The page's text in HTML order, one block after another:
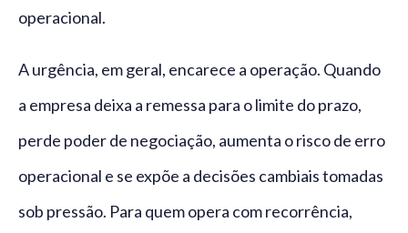
operacional.
A urgência, em geral, encarece a operação. Quando
a empresa deixa a remessa para o limite do prazo,
perde poder de negociação, aumenta o risco de erro
operacional e se expõe a decisões cambiais tomadas
sob pressão. Para quem opera com recorrência,